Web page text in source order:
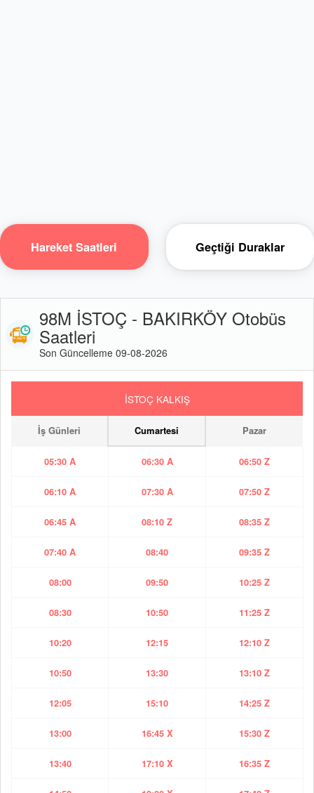
Hareket Saatleri Geçtiği Duraklar
98M İSTOÇ - BAKIRKÖY Otobüs
Saatleri
Son Güncelleme 09-08-2026
İSTOÇ KALKIŞ
İş Günleri Cumartesi Pazar
05:30 A 06:30 A 06:50 Z
06:10 A 07:30 A 07:50 Z
06:45 A 08:10 Z 08:35 Z
07:40 A 08:40 09:35 Z
08:00 09:50 10:25 Z
08:30 10:50 11:25 Z
10:20 12:15 12:10 Z
10:50 13:30 13:10 Z
12:05 15:10 14:25 Z
13:00 16:45 X 15:30 Z
13:40 17:10 X 16:35 Z